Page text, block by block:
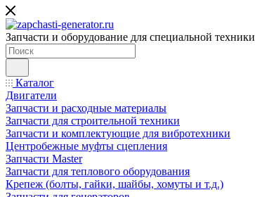
Запчасти и оборудование для специальной техники
Каталог
Двигатели
Запчасти и расходные материалы
Запчасти для строительной техники
Запчасти и комплектующие для вибротехники
Центробежные муфты сцепления
Запчасти Master
Запчасти для теплового оборудования
Крепеж (болты, гайки, шайбы, хомуты и т.д.)